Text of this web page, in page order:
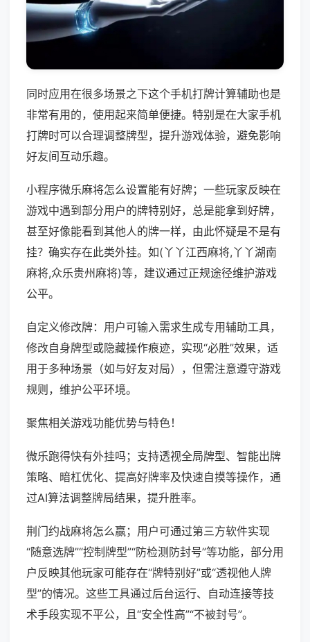
同时应用在很多场景之下这个手机打牌计算辅助也是
非常有用的，使用起来简单便捷。特别是在大家手机
打牌时可以合理调整牌型，提升游戏体验，避免影响
好友间互动乐趣。
小程序微乐麻将怎么设置能有好牌；一些玩家反映在
游戏中遇到部分用户的牌特别好，总是能拿到好牌，
甚至好像能看到其他人的牌一样，由此怀疑是不是有
挂？确实存在此类外挂。如(丫丫江西麻将,丫丫湖南
麻将,众乐贵州麻将)等，建议通过正规途径维护游戏
公平。
自定义修改牌：用户可输入需求生成专用辅助工具，
修改自身牌型或隐藏操作痕迹，实现“必胜”效果，适
用于多种场景（如与好友对局），但需注意遵守游戏
规则，维护公平环境。
聚焦相关游戏功能优势与特色！
微乐跑得快有外挂吗；支持透视全局牌型、智能出牌
策略、暗杠优化、提高好牌率及快速自摸等操作，通
过AI算法调整牌局结果，提升胜率。
荆门约战麻将怎么赢；用户可通过第三方软件实现
“随意选牌”“控制牌型”“防检测防封号”等功能，部分用
户反映其他玩家可能存在“牌特别好”或“透视他人牌
型”的情况。这些工具通过后台运行、自动连接等技
术手段实现不平公，且“安全性高”“不被封号”。